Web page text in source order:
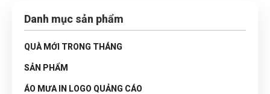
Danh mục sản phẩm
QUÀ MỚI TRONG THÁNG
SẢN PHẨM
ÁO MƯA IN LOGO QUẢNG CÁO